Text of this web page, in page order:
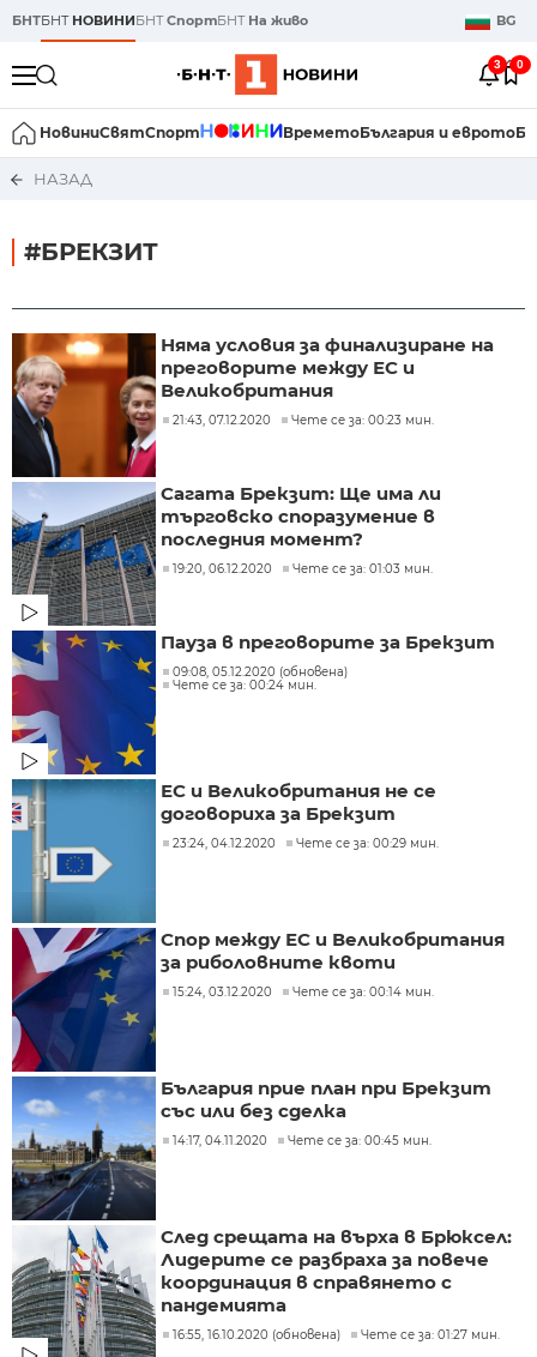
БНТБНТ НОВИНИБНТСпортБНТ На живо BG
3 0
НовиниСвятСпорт ВреметоБългария и еврото
НАЗАД
#БРЕКЗИТ
Няма условия за финализиране на
преговорите между ЕС и
Великобритания
21:43, 07.12.2020 Чете се за: 00:23 мин.
Сагата Брекзит: Ще има ли
търговско споразумение в
последния момент?
19:20, 06.12.2020 Чете се за: 01:03 мин.
Пауза в преговорите за Брекзит
09:08, 05.12.2020 (обновена)
Чете се за: 00:24 мин.
ЕС и Великобритания не се
договориха за Брекзит
23:24, 04.12.2020 Чете се за: 00:29 мин.
Спор между ЕС и Великобритания
за риболовните квоти
15:24, 03.12.2020 Чете се за: 00:14 мин.
България прие план при Брекзит
със или без сделка
14:17, 04.11.2020 Чете се за: 00:45 мин.
След срещата на върха в Брюксел:
Лидерите се разбраха за повече
координация в справянето с
пандемията
16:55, 16.10.2020 (обновена) Чете се за: 01:27 мин.